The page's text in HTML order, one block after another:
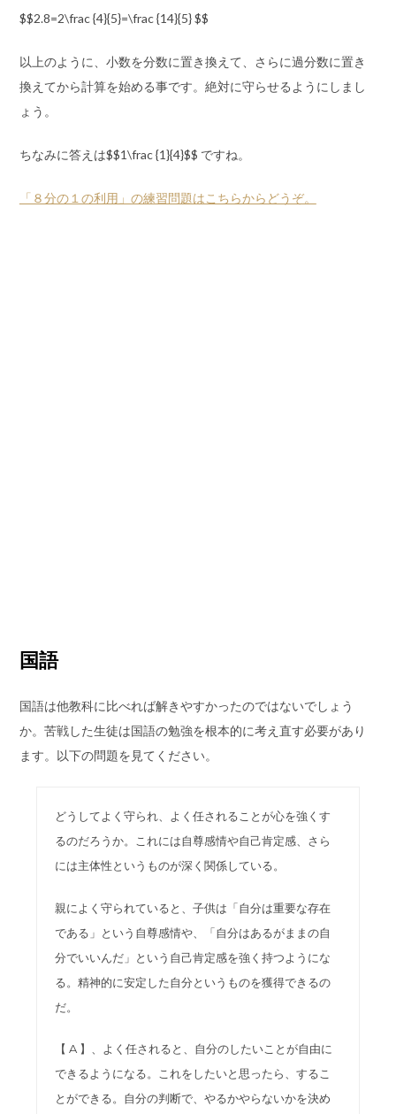
$$2.8=2\frac {4}{5}=\frac {14}{5} $$
以上のように、小数を分数に置き換えて、さらに過分数に置き
換えてから計算を始める事です。絶対に守らせるようにしまし
ょう。
ちなみに答えは$$1\frac {1}{4}$$ ですね。
「８分の１の利用」の練習問題はこちらからどうぞ。
国語
国語は他教科に比べれば解きやすかったのではないでしょう
か。苦戦した生徒は国語の勉強を根本的に考え直す必要があり
ます。以下の問題を見てください。
どうしてよく守られ、よく任されることが心を強くす
るのだろうか。これには自尊感情や自己肯定感、さら
には主体性というものが深く関係している。
親によく守られていると、子供は「自分は重要な存在
である」という自尊感情や、「自分はあるがままの自
分でいいんだ」という自己肯定感を強く持つようにな
る。精神的に安定した自分というものを獲得できるの
だ。
【 A 】、よく任されると、自分のしたいことが自由に
できるようになる。これをしたいと思ったら、するこ
とができる。自分の判断で、やるかやらないかを決め